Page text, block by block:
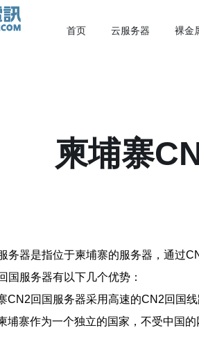
首页 云服务器 裸金
柬埔寨
务器是指位于柬埔寨的服务器，通过
国服务器有以下几个优势：
CN2回国服务器采用高速的CN2回国
埔寨作为一个独立的国家，不受中国